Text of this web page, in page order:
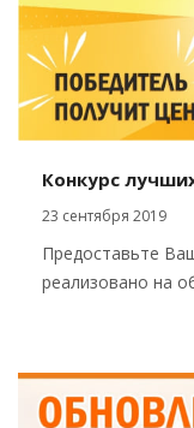
Конкурс
23 сентября 2019
Предоставьте
реализовано на